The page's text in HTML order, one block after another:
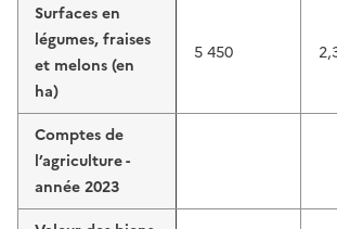
Surfaces en
légumes, fraises
et melons (en
ha)
5 450
Comptes de
l’agriculture -
année 2023